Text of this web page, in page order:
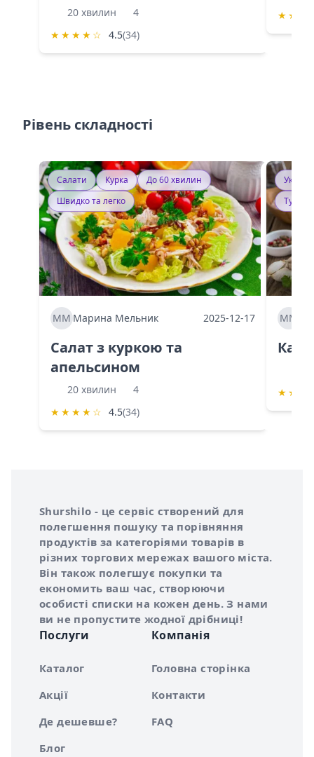
20 хвилин
4
★ ★ ★ ★ ☆ 4.5(34)
★ ★
Рівень складності
Салати Курка
До 60 хвилин
Швидко та легко
ММ Марина Мельник 2025-12-17
Салат з куркою та
апельсином
20 хвилин
4
★ ★ ★ ★ ☆ 4.5(34)
ММ
★ ★
Про сервіс Shurshilo
Shurshilo - це сервіс створений для
полегшення пошуку та порівняння
продуктів за категоріями товарів в
різних торгових мережах вашого міста.
Він також полегшує покупки та
економить ваш час, створюючи
особисті списки на кожен день. З нами
ви не пропустите жодної дрібниці!
Послуги
Каталог
Акції
Де дешевше?
Блог
Компанія
Головна сторінка
Контакти
FAQ